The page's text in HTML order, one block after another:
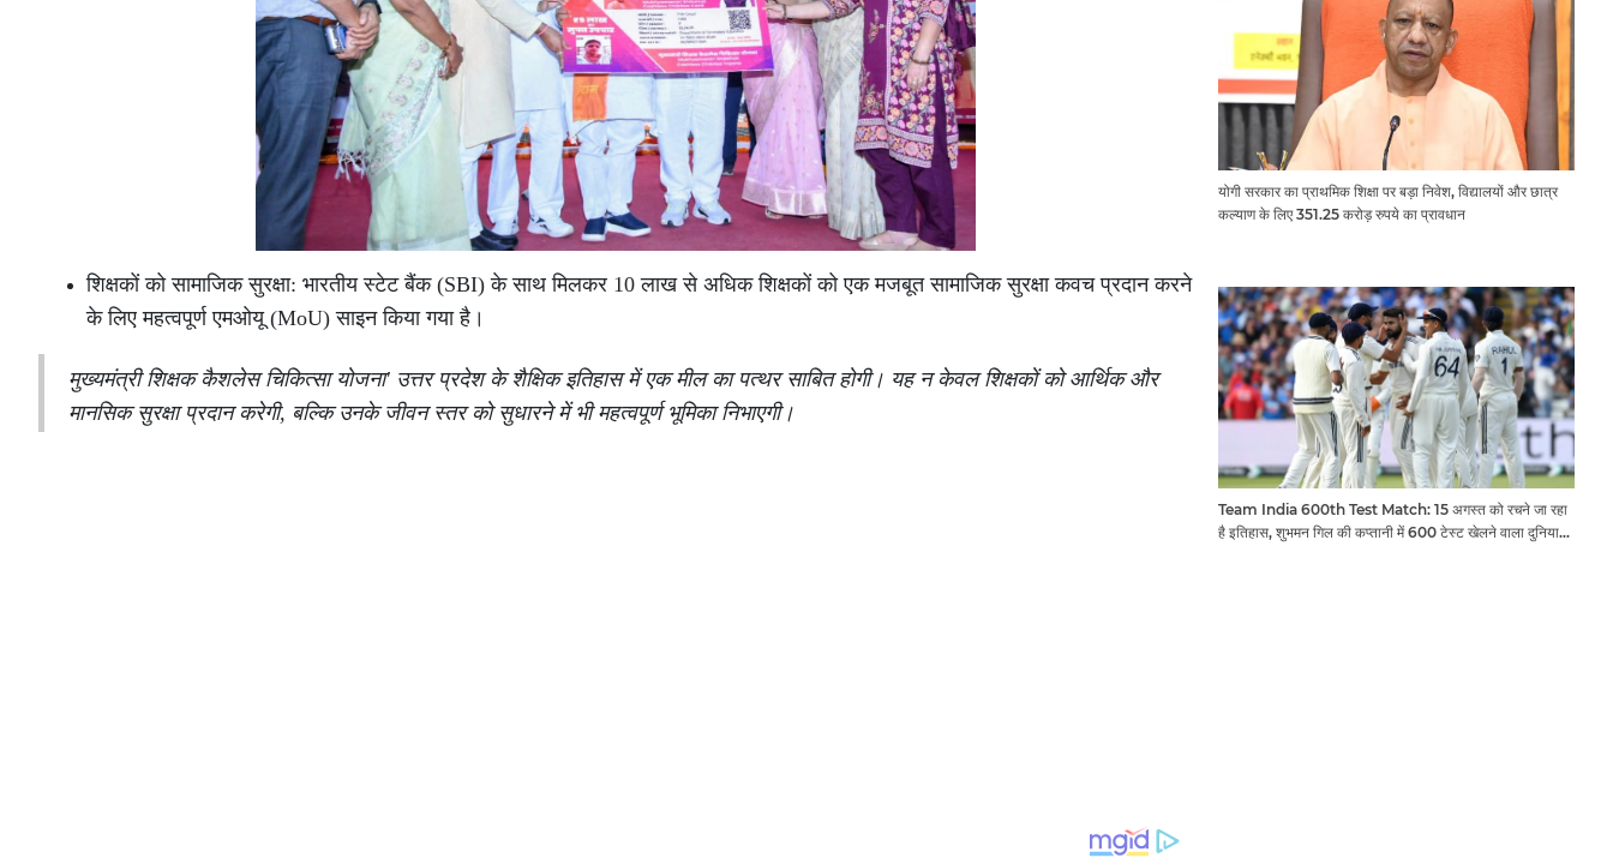
शिक्षकों को सामाजिक सुरक्षा: भारतीय स्टेट बैंक (SBI) के साथ मिलकर 10 लाख से अधिक शिक्षकों को एक मजबूत सामाजिक सुरक्षा कवच प्रदान करने
के लिए महत्वपूर्ण एमओयू (MoU) साइन किया गया है।
मुख्यमंत्री शिक्षक कैशलेस चिकित्सा योजना' उत्तर प्रदेश के शैक्षिक इतिहास में एक मील का पत्थर साबित होगी। यह न केवल शिक्षकों को आर्थिक और
मानसिक सुरक्षा प्रदान करेगी, बल्कि उनके जीवन स्तर को सुधारने में भी महत्वपूर्ण भूमिका निभाएगी।
योगी सरकार का प्राथमिक शिक्षा पर बड़ा निवेश, विद्यालयों और छात्र
कल्याण के लिए 351.25 करोड़ रुपये का प्रावधान
Team India 600th Test Match: 15 अगस्त को रचने जा रहा
है इतिहास, शुभमन गिल की कप्तानी में 600 टेस्ट खेलने वाला दुनिया